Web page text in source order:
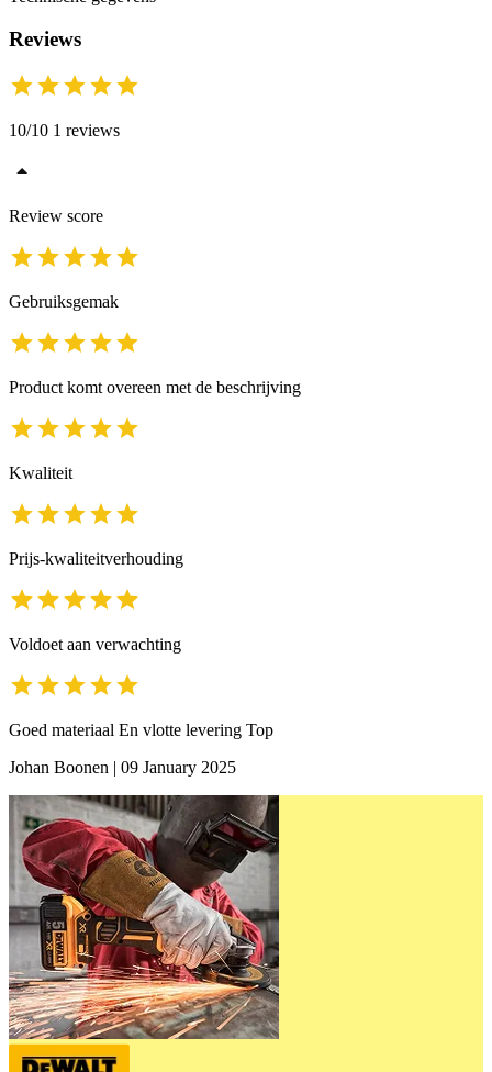
Reviews
10/10 1 reviews
Review score
Gebruiksgemak
Product komt overeen met de beschrijving
Kwaliteit
Prijs-kwaliteitverhouding
Voldoet aan verwachting
Goed materiaal En vlotte levering Top
Johan Boonen | 09 January 2025